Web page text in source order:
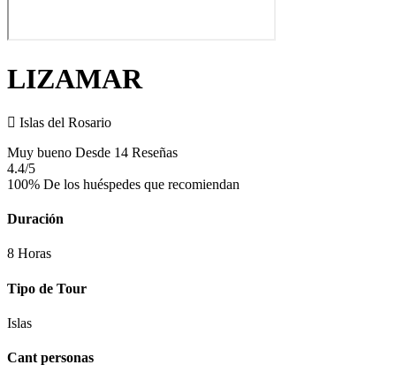
LIZAMAR
Islas del Rosario
Muy bueno Desde 14 Reseñas
4.4/5
100% De los huéspedes que recomiendan
Duración
8 Horas
Tipo de Tour
Islas
Cant personas